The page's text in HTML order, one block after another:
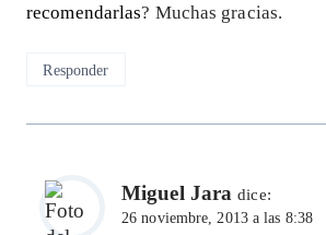
recomendarlas? Muchas gracias.
Responder
Miguel Jara dice:
26 noviembre, 2013 a las 8:38